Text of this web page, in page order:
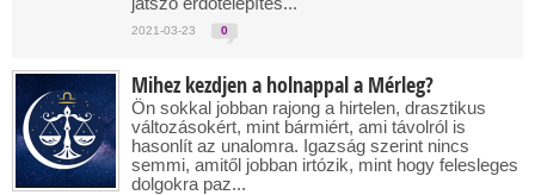
2021-03-23 0
Mihez kezdjen a holnappal a Mérleg?
Ön sokkal jobban rajong a hirtelen, drasztikus
változásokért, mint bármiért, ami távolról is
hasonlít az unalomra. Igazság szerint nincs
semmi, amitől jobban irtózik, mint hogy felesleges
dolgokra paz...